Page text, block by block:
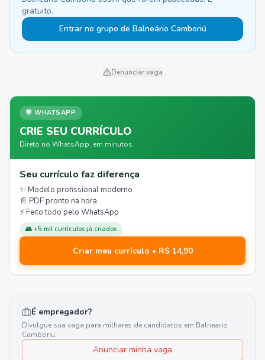
gratuito.
Entrar no grupo de Balneário Camboriú
Denunciar vaga
💬 WHATSAPP
CRIE SEU CURRÍCULO
Direto no WhatsApp, em minutos
Seu currículo faz diferença
✨ Modelo profissional moderno
📄 PDF pronto na hora
⚡ Feito todo pelo WhatsApp
👥 +5 mil currículos já criados
Criar meu currículo • R$ 14,90
É empregador?
Divulgue sua vaga para milhares de candidatos em Balneario
Camboriu.
Anunciar minha vaga